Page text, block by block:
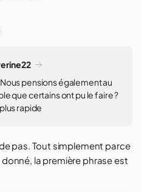
pensions également au
que certains ont pu le faire ?
rapide
pas. Tout simplement parce
la première phrase est